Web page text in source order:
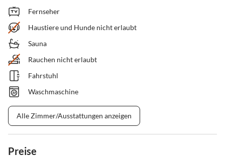
Fernseher
Haustiere und Hunde nicht erlaubt
Sauna
Rauchen nicht erlaubt
Fahrstuhl
Waschmaschine
Alle Zimmer/Ausstattungen anzeigen
Preise